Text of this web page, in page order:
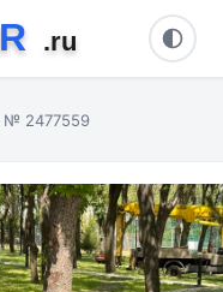
№ 2477559